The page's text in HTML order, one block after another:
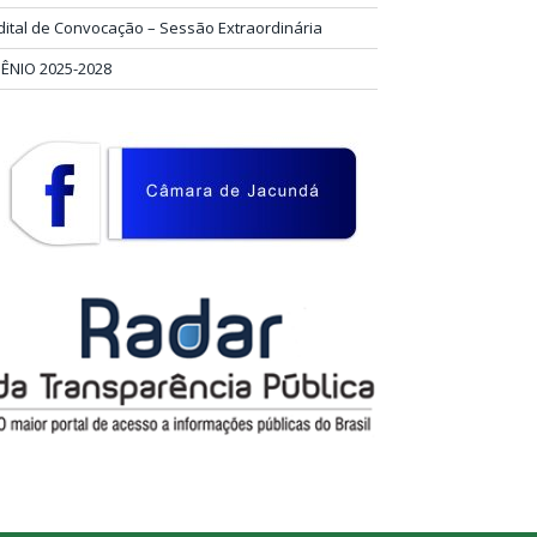
de Convocação – Sessão Extraordinária
2025-2028